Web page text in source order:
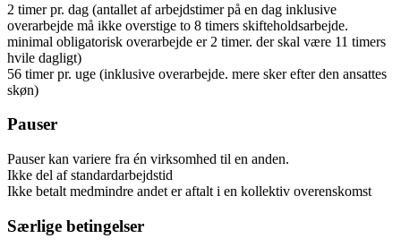
2 timerpr. dag (antallet af arbejdstimer på en dag inklusive
overarbejde må ikke overstige to 8 timers skifteholdsarbejde.
minimal obligatorisk overarbejde er 2 timer. der skal være 11 timers
hvile dagligt)
56 timerpr. uge (inklusive overarbejde. mere sker efter den ansattes
skøn)
Pauser
Pauser kan variere fra én virksomhed til en anden.
Ikke del af standardarbejdstid
Ikke betalt medmindre andet er aftalt i en kollektiv overenskomst
Særlige betingelser